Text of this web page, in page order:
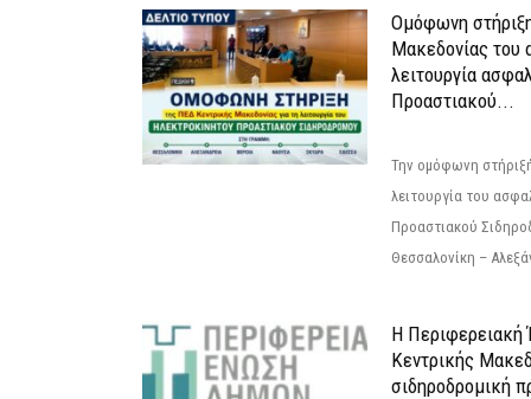
Ομόφωνη
Μακεδονίας του
λειτουργία
Προαστιακού...
Την ομόφωνη
λειτουργία του
Προαστιακού
Θεσσαλονίκη –
Η
Κεντρικής
σιδηροδρομική